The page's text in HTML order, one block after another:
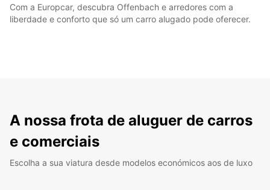
Com a Europcar, descubra Offenbach e arredores com a
liberdade e conforto que só um carro alugado pode oferecer.
A nossa frota de aluguer de carros
e comerciais
Escolha a sua viatura desde modelos económicos aos de luxo